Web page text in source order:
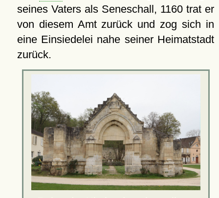
seines Vaters als Seneschall, 1160 trat er
von diesem Amt zurück und zog sich in
eine Einsiedelei nahe seiner Heimatstadt
zurück.